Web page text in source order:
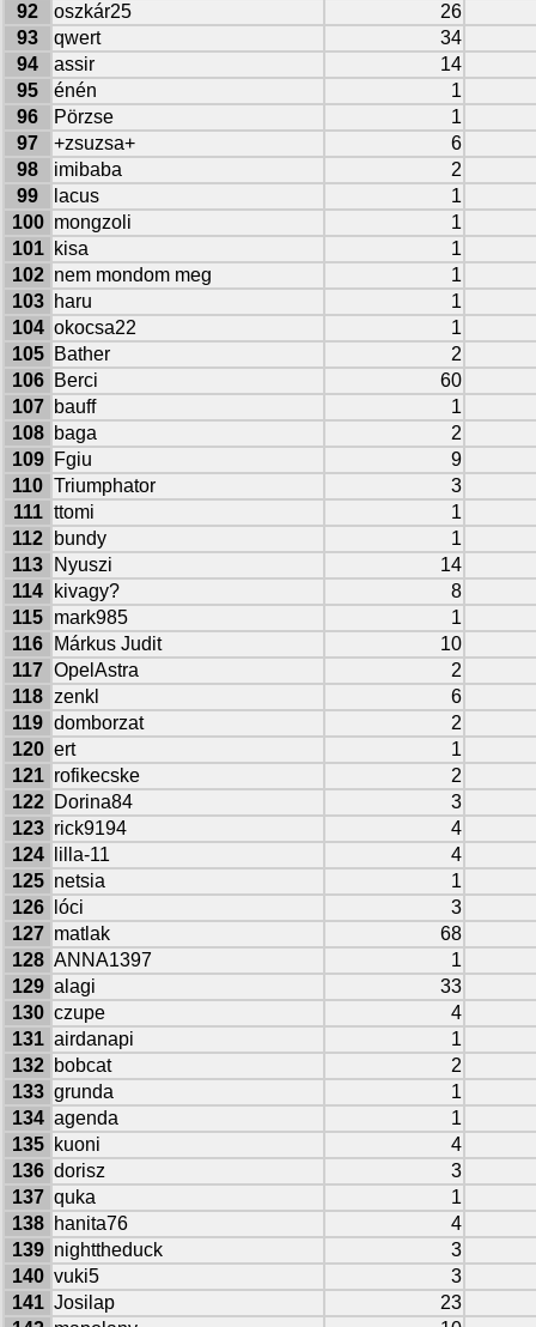
92
oszkár25
26
93
qwert
34
94
assir
14
95
énén
1
96
Pörzse
1
97
+zsuzsa+
6
98
imibaba
2
99
lacus
1
100 mongzoli
1
101
kisa
1
102 nem mondom meg
1
103
haru
1
104 okocsa22
1
105
Bather
2
106
Berci
60
107
bauff
1
108
baga
2
109
Fgiu
9
110 Triumphator
3
111 ttomi
1
112
bundy
1
113
Nyuszi
14
114
kivagy?
8
115 mark985
1
116
Márkus Judit
10
117 OpelAstra
2
118 zenkl
6
119 domborzat
2
120 ert
1
121 rofikecske
2
122
Dorina84
3
123 rick9194
4
124
lilla-11
4
125 netsia
1
126
lóci
3
127 matlak
68
128 ANNA1397
1
129 alagi
33
130 czupe
4
131 airdanapi
1
132
bobcat
2
133 grunda
1
134 agenda
1
135
kuoni
4
136 dorisz
3
137 quka
1
138
hanita76
4
139 nighttheduck
3
140 vuki5
3
141 Josilap
23